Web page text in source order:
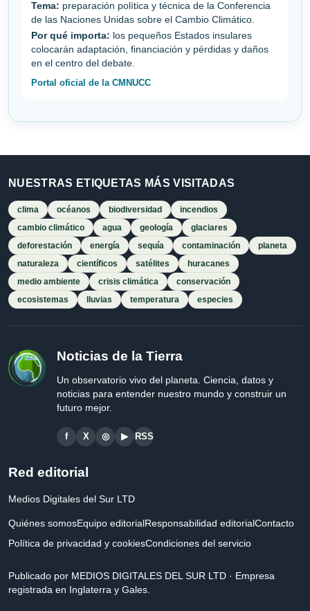
Tema: preparación política y técnica de la Conferencia
de las Naciones Unidas sobre el Cambio Climático.
Por qué importa: los pequeños Estados insulares
colocarán adaptación, financiación y pérdidas y daños
en el centro del debate.
Portal oficial de la CMNUCC
NUESTRAS ETIQUETAS MÁS VISITADAS
clima océanos biodiversidad
incendios
cambio climático
agua geología
glaciares
deforestación
energía sequía contaminación
planeta
naturaleza
científicos satélites
huracanes
medio ambiente
crisis climática
conservación
ecosistemas
lluvias temperatura especies
Noticias de la Tierra
Un observatorio vivo del planeta. Ciencia, datos y
noticias para entender nuestro mundo y construir un
futuro mejor.
f X ◎ ▶ RSS
Red editorial
Medios Digitales del Sur LTD
Quiénes somosEquipo editorialResponsabilidad editorialContacto
Política de privacidad y cookiesCondiciones del servicio
Publicado por MEDIOS DIGITALES DEL SUR LTD · Empresa
registrada en Inglaterra y Gales.